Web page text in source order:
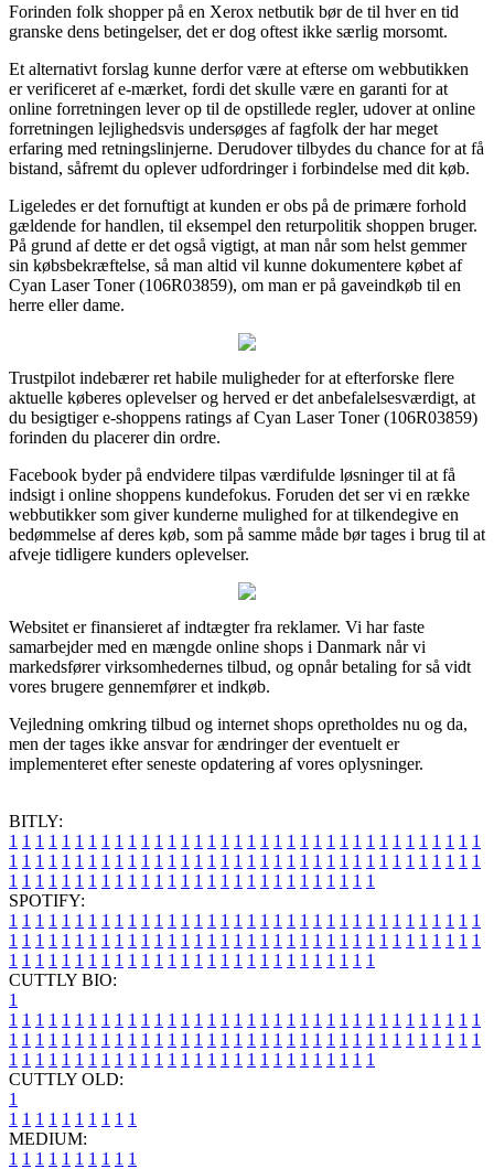
Forinden folk shopper på en Xerox netbutik bør de til hver en tid
granske dens betingelser, det er dog oftest ikke særlig morsomt.
Et alternativt forslag kunne derfor være at efterse om webbutikken
er verificeret af e-mærket, fordi det skulle være en garanti for at
online forretningen lever op til de opstillede regler, udover at online
forretningen lejlighedsvis undersøges af fagfolk der har meget
erfaring med retningslinjerne. Derudover tilbydes du chance for at få
bistand, såfremt du oplever udfordringer i forbindelse med dit køb.
Ligeledes er det fornuftigt at kunden er obs på de primære forhold
gældende for handlen, til eksempel den returpolitik shoppen bruger.
På grund af dette er det også vigtigt, at man når som helst gemmer
sin købsbekræftelse, så man altid vil kunne dokumentere købet af
Cyan Laser Toner (106R03859), om man er på gaveindkøb til en
herre eller dame.
Trustpilot indebærer ret habile muligheder for at efterforske flere
aktuelle køberes oplevelser og herved er det anbefalelsesværdigt, at
du besigtiger e-shoppens ratings af Cyan Laser Toner (106R03859)
forinden du placerer din ordre.
Facebook byder på endvidere tilpas værdifulde løsninger til at få
indsigt i online shoppens kundefokus. Foruden det ser vi en række
webbutikker som giver kunderne mulighed for at tilkendegive en
bedømmelse af deres køb, som på samme måde bør tages i brug til at
afveje tidligere kunders oplevelser.
Websitet er finansieret af indtægter fra reklamer. Vi har faste
samarbejder med en mængde online shops i Danmark når vi
markedsfører virksomhedernes tilbud, og opnår betaling for så vidt
vores brugere gennemfører et indkøb.
Vejledning omkring tilbud og internet shops opretholdes nu og da,
men der tages ikke ansvar for ændringer der eventuelt er
implementeret efter seneste opdatering af vores oplysninger.
BITLY:
1 1 1 1 1 1 1 1 1 1 1 1 1 1 1 1 1 1 1 1 1 1 1 1 1 1 1 1 1 1 1 1 1 1 1 1
1 1 1 1 1 1 1 1 1 1 1 1 1 1 1 1 1 1 1 1 1 1 1 1 1 1 1 1 1 1 1 1 1 1 1 1
1 1 1 1 1 1 1 1 1 1 1 1 1 1 1 1 1 1 1 1 1 1 1 1 1 1 1 1
SPOTIFY:
1 1 1 1 1 1 1 1 1 1 1 1 1 1 1 1 1 1 1 1 1 1 1 1 1 1 1 1 1 1 1 1 1 1 1 1
1 1 1 1 1 1 1 1 1 1 1 1 1 1 1 1 1 1 1 1 1 1 1 1 1 1 1 1 1 1 1 1 1 1 1 1
1 1 1 1 1 1 1 1 1 1 1 1 1 1 1 1 1 1 1 1 1 1 1 1 1 1 1 1
CUTTLY BIO:
1
1 1 1 1 1 1 1 1 1 1 1 1 1 1 1 1 1 1 1 1 1 1 1 1 1 1 1 1 1 1 1 1 1 1 1 1
1 1 1 1 1 1 1 1 1 1 1 1 1 1 1 1 1 1 1 1 1 1 1 1 1 1 1 1 1 1 1 1 1 1 1 1
1 1 1 1 1 1 1 1 1 1 1 1 1 1 1 1 1 1 1 1 1 1 1 1 1 1 1 1
CUTTLY OLD:
1
1 1 1 1 1 1 1 1 1 1
MEDIUM:
1 1 1 1 1 1 1 1 1 1